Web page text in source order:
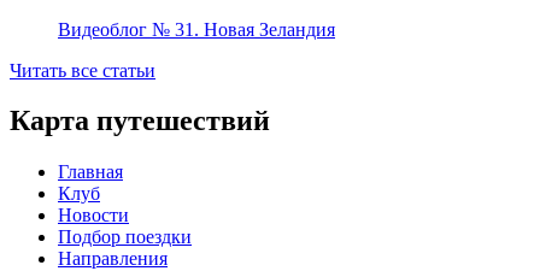
Видеоблог № 31. Новая Зеландия
Читать все статьи
Карта путешествий
Главная
Клуб
Новости
Подбор поездки
Направления